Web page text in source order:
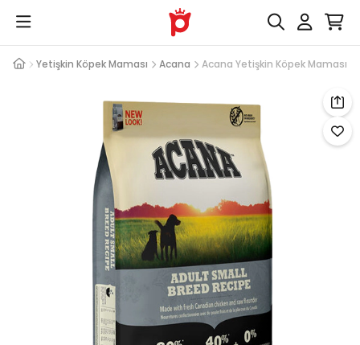
Yetişkin Köpek Maması Acana Acana Yetişkin Köpek Maması